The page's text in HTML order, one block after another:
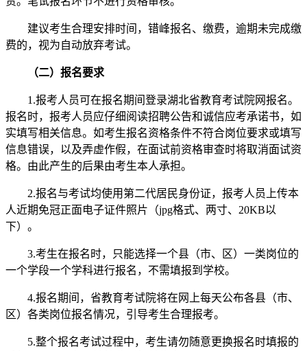
建议考生合理安排时间，错峰报名、缴费，逾期未完成缴
费的，视为自动放弃考试。
（二）报名要求
1.报考人员可在报名期间登录湖北省教育考试院网报名。
报名时，报考人员应仔细阅读招聘公告和诚信应考承诺书，如
实填写相关信息。如考生报名资格条件不符合岗位要求或填写
信息错误，以及弄虚作假，在面试前资格审查时将取消面试资
格。由此产生的后果由考生本人承担。
2.报名与考试均使用第二代居民身份证，报考人员上传本
人近期免冠正面电子证件照片（jpg格式、两寸、20KB以
下）。
3.考生在报名时，只能选择一个县（市、区）一类岗位的
一个学段一个学科进行报名，不需填报到学校。
4.报名期间，省教育考试院将在网上每天公布各县（市、
区）各类岗位报名情况，引导考生合理报考。
5.整个报名考试过程中，考生请勿随意更换报名时填报的